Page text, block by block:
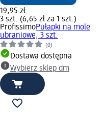
19,95 zł
3 szt. (6,65 zł za 1 szt.)
ProfissimoPułapki na mole
ubraniowe, 3 szt.
(0)
Dostawa dostępna
Wybierz sklep dm